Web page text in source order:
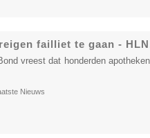
failliet te gaan -
vreest dat honderden
Nieuws